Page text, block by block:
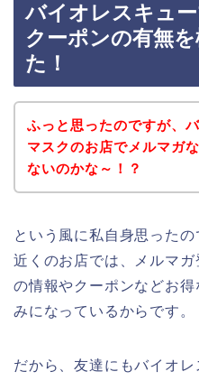
バイオレスキュ
クーポンの有無
た！
ふっと思ったのですが、
マスクのお店でメルマガ
ないのかな～！？
という風に私自身思った
近くのお店では、メルマ
の情報やクーポンなどお
みになっているからです。
だから、友達にもバイオ